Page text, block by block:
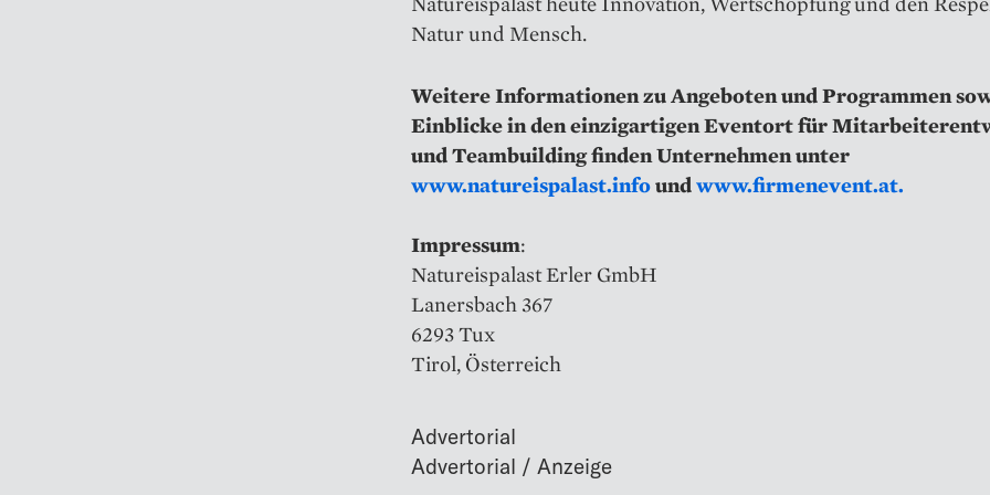
Natur und Mensch.
Weitere Informationen zu Angeboten und Programmen
Einblicke in den einzigartigen Eventort für
und Teambuilding finden Unternehmen unter
www.natureispalast.infoundwww.firmenevent.at.
Impressum:
Natureispalast Erler GmbH
Lanersbach 367
6293 Tux
Tirol, Österreich
Advertorial